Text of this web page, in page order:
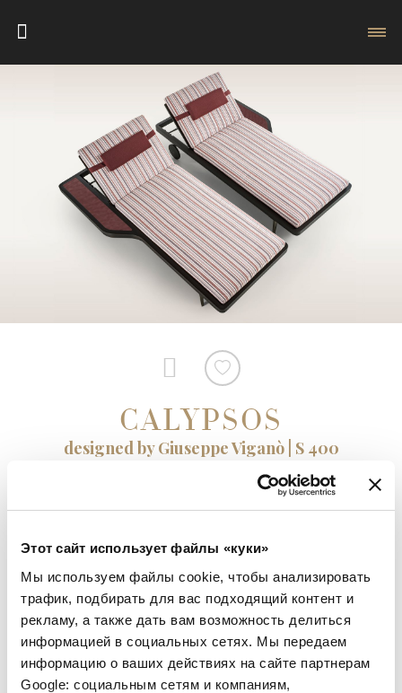
Этот сайт использует файлы «куки»
Мы используем файлы cookie, чтобы анализировать
трафик, подбирать для вас подходящий контент и
рекламу, а также дать вам возможность делиться
информацией в социальных сетях. Мы передаем
информацию о ваших действиях на сайте партнерам
Google: социальным сетям и компаниям,
CALYPSOS
designed by Giuseppe Viganò | S 400
Лежак Calypsos сочетает в себе утончённый дизайн и
функциональность. Он изготовлен из фанеры и массива
воздействиям водными красками, что обеспечивает
долговечность и изысканный внешний вид. Конструкция
дополнена элегантной вставкой из стекла, а удобный
матрасик покрыт съемными, устойчивыми к
воздействию погоды тканями. Идеальный для отдыха на
открытом воздухе, Calypsos — отличное сочетание
элегантности, комфорта и долговечности.